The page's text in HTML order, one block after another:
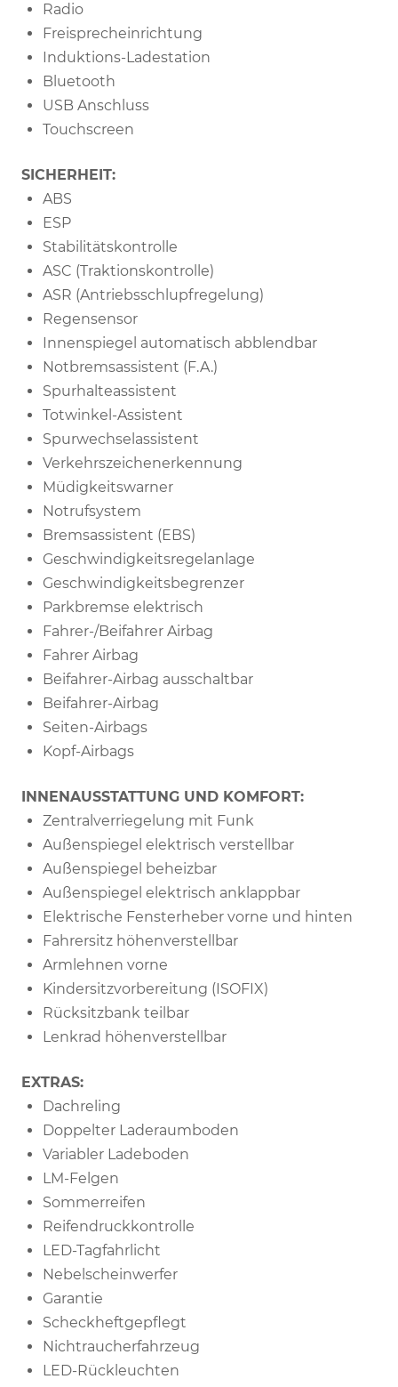
Radio
Freisprecheinrichtung
Induktions-Ladestation
Bluetooth
USB Anschluss
Touchscreen
SICHERHEIT:
ABS
ESP
Stabilitätskontrolle
ASC (Traktionskontrolle)
ASR (Antriebsschlupfregelung)
Regensensor
Innenspiegel automatisch abblendbar
Notbremsassistent (F.A.)
Spurhalteassistent
Totwinkel-Assistent
Spurwechselassistent
Verkehrszeichenerkennung
Müdigkeitswarner
Notrufsystem
Bremsassistent (EBS)
Geschwindigkeitsregelanlage
Geschwindigkeitsbegrenzer
Parkbremse elektrisch
Fahrer-/Beifahrer Airbag
Fahrer Airbag
Beifahrer-Airbag ausschaltbar
Beifahrer-Airbag
Seiten-Airbags
Kopf-Airbags
INNENAUSSTATTUNG UND KOMFORT:
Zentralverriegelung mit Funk
Außenspiegel elektrisch verstellbar
Außenspiegel beheizbar
Außenspiegel elektrisch anklappbar
Elektrische Fensterheber vorne und hinten
Fahrersitz höhenverstellbar
Armlehnen vorne
Kindersitzvorbereitung (ISOFIX)
Rücksitzbank teilbar
Lenkrad höhenverstellbar
EXTRAS:
Dachreling
Doppelter Laderaumboden
Variabler Ladeboden
LM-Felgen
Sommerreifen
Reifendruckkontrolle
LED-Tagfahrlicht
Nebelscheinwerfer
Garantie
Scheckheftgepflegt
Nichtraucherfahrzeug
LED-Rückleuchten